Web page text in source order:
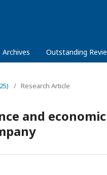
Archives Outstanding
/ Research Article
and